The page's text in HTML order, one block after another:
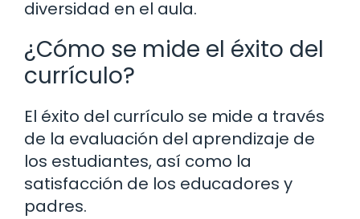
diversidad en el aula.
¿Cómo se mide el éxito del
currículo?
El éxito del currículo se mide a través
de la evaluación del aprendizaje de
los estudiantes, así como la
satisfacción de los educadores y
padres.